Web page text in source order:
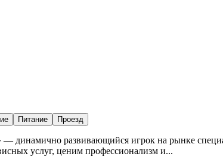
Питание Проезд
динамично развивающийся игрок на рынке
услуг, ценим профессионализм и...